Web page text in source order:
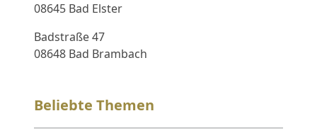
08645 Bad Elster
Badstraße 47
08648 Bad Brambach
Beliebte Themen